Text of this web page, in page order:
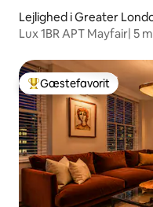
Lejlighed i Greater
Lux 1BR APT Mayfair| 5
Bedste gæstefavorit
Gæstefavorit